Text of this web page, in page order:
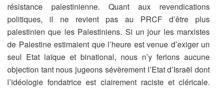
résistance palestinienne. Quant aux revendications
politiques, il ne revient pas au PRCF d’être plus
palestinien que les Palestiniens. Si un jour les marxistes
de Palestine estimaient que l’heure est venue d’exiger un
seul Etat laïque et binational, nous n’y ferions aucune
objection tant nous jugeons sévèrement l’Etat d’Israël dont
l’idéologie fondatrice est clairement raciste et cléricale.